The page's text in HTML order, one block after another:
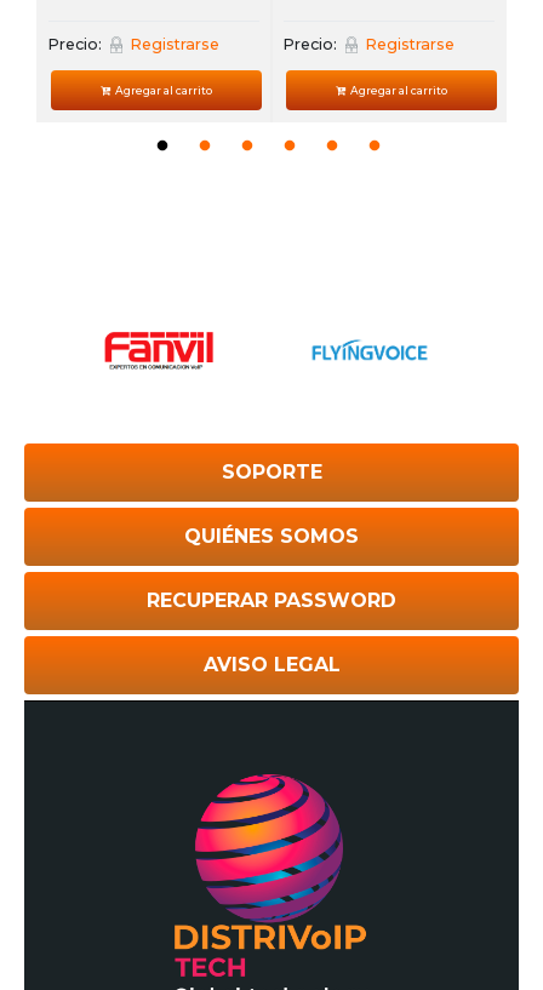
Precio: Registrarse
Agregar al carrito
Precio: Registrarse
Agregar al carrito
SOPORTE
QUIÉNES SOMOS
RECUPERAR PASSWORD
AVISO LEGAL